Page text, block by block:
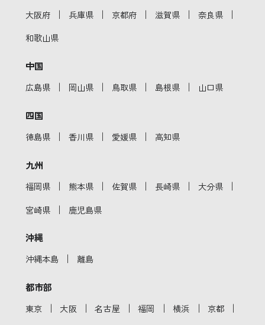
大阪府 ｜ 兵庫県 ｜ 京都府 ｜ 滋賀県 ｜ 奈良県 ｜
和歌山県
中国
広島県 ｜ 岡山県 ｜ 鳥取県 ｜ 島根県 ｜ 山口県
四国
徳島県 ｜ 香川県 ｜ 愛媛県 ｜ 高知県
九州
福岡県 ｜ 熊本県 ｜ 佐賀県 ｜ 長崎県 ｜ 大分県 ｜
宮崎県 ｜ 鹿児島県
沖縄
沖縄本島 ｜ 離島
都市部
東京 ｜ 大阪 ｜ 名古屋 ｜ 福岡 ｜ 横浜 ｜ 京都 ｜